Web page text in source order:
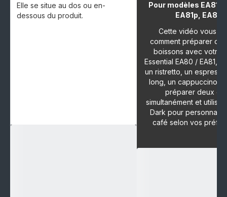
Elle se situe au dos ou en-
dessous du produit.
Pour modèles EA810,
EA81p, EA81r.
Cette vidéo vous
comment préparer
boissons avec votre
Essential EA80 / EA81,
un ristretto, un
long, un cappuccino,
préparer deux
simultanément et
Dark pour
café selon vos